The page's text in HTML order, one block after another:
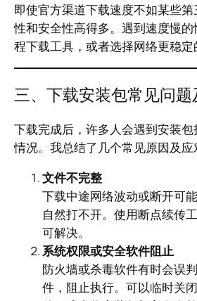
即使官方渠道下载速度不如某些
性和安全性高得多。遇到速度慢
程下载工具，或者选择网络更稳定
三、下载安装包常见问
下载完成后，许多人会遇到安装
情况。我总结了几个常见原因及应
文件不完整
下载中途网络波动或断开可
自然打不开。使用断点续传
可解决。
系统权限或安全软件阻止
防火墙或杀毒软件有时会误
件，阻止执行。可以临时关